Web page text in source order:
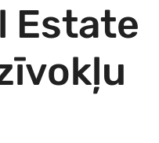
Estate